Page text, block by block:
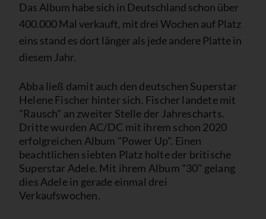
Das Album habe sich in Deutschland schon über
400.000 Mal verkauft, mit drei Wochen auf Platz
eins stand es dort länger als jede andere Platte in
diesem Jahr.
Abba ließ damit auch den deutschen Superstar
Helene Fischer hinter sich. Fischer landete mit
"Rausch" an zweiter Stelle der Jahrescharts.
Dritte wurden AC/DC mit ihrem schon 2020
erfolgreichen Album "Power Up". Einen
beachtlichen siebten Platz holte der britische
Superstar Adele. Mit ihrem Album "30" gelang
dies Adele in gerade einmal drei
Verkaufswochen.